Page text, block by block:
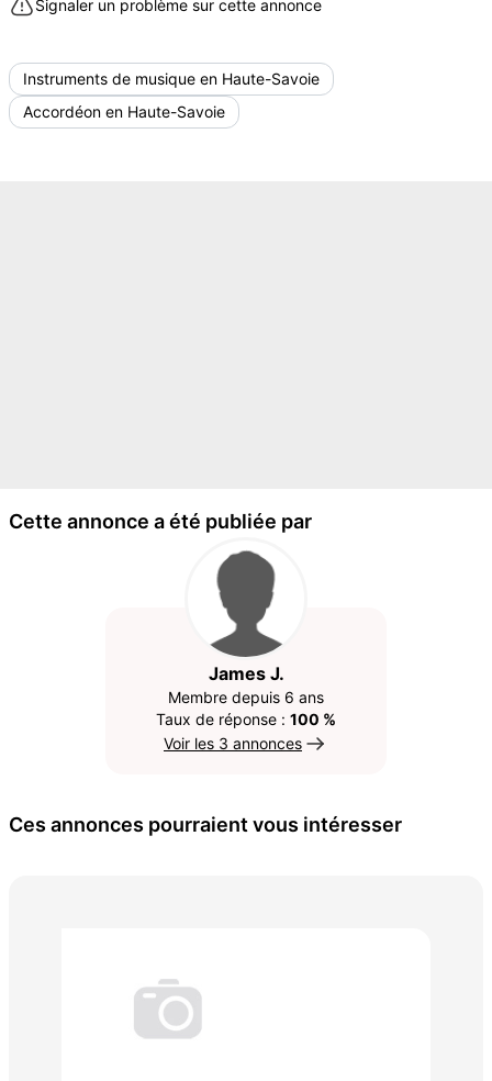
Signaler un problème sur cette annonce
Instruments de musique en Haute-Savoie
Accordéon en Haute-Savoie
Cette annonce a été publiée par
James J.
Membre depuis 6 ans
Taux de réponse : 100 %
Voir les 3 annonces
Ces annonces pourraient vous intéresser